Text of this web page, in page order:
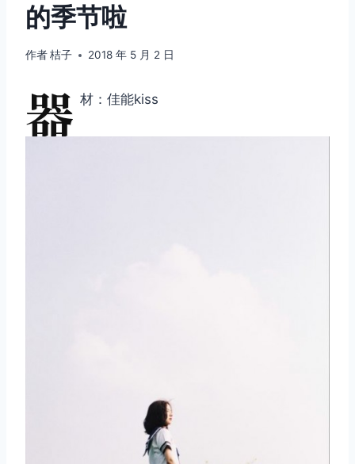
的季节啦
作者桔子 2018 年 5 月 2 日
器 材：佳能kiss